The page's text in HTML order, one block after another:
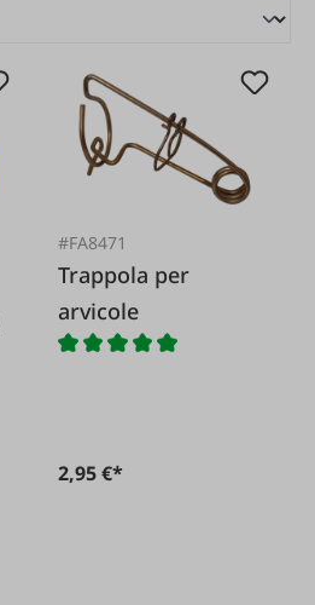
#FA8471
Trappola per
arvicole
2,95 €*